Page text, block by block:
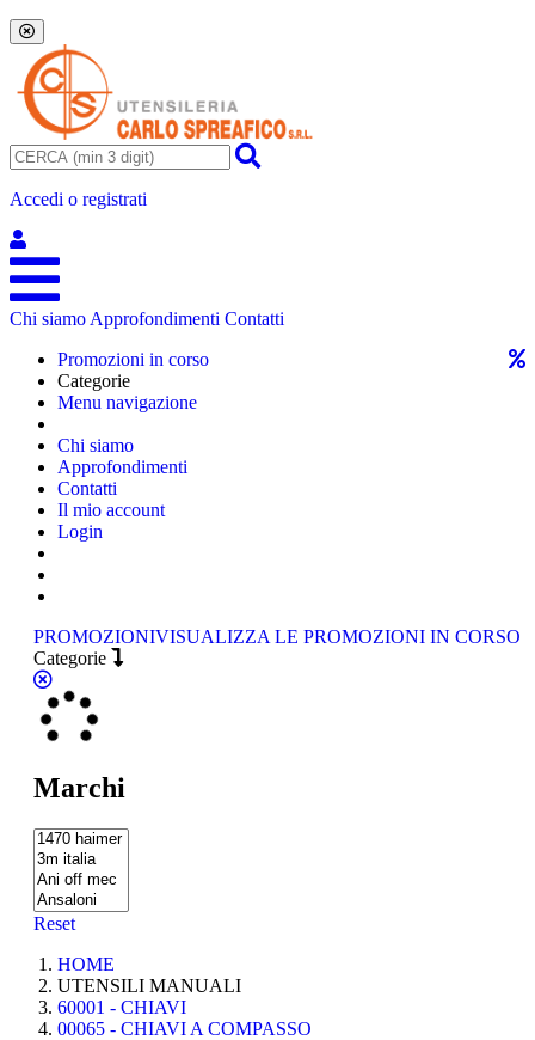
Accedi o registrati
Chi siamo Approfondimenti Contatti
Promozioni in corso
Categorie
Menu navigazione
Chi siamo
Approfondimenti
Contatti
Il mio account
Login
PROMOZIONIVISUALIZZA LE PROMOZIONI IN CORSO
Categorie
Marchi
Reset
HOME
UTENSILI MANUALI
60001 - CHIAVI
00065 - CHIAVI A COMPASSO